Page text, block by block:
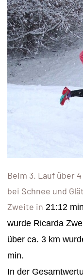
Beim 3. Lauf über
bei Schnee und
Zweite in 21:12
wurde Ricarda
über ca. 3 km
min.
In der